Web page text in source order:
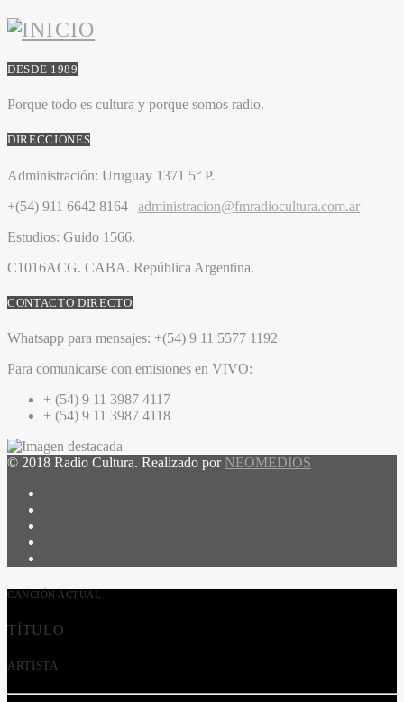
DESDE 1989
Porque todo es cultura y porque somos radio.
DIRECCIONES
Administración: Uruguay 1371 5° P.
+(54) 911 6642 8164 | administracion@fmradiocultura.com.ar
Estudios: Guido 1566.
C1016ACG. CABA. República Argentina.
CONTACTO DIRECTO
Whatsapp para mensajes: +(54) 9 11 5577 1192
Para comunicarse con emisiones en VIVO:
+ (54) 9 11 3987 4117
+ (54) 9 11 3987 4118
© 2018 Radio Cultura. Realizado por NEOMEDIOS
CANCIÓN ACTUAL
TÍTULO
ARTISTA